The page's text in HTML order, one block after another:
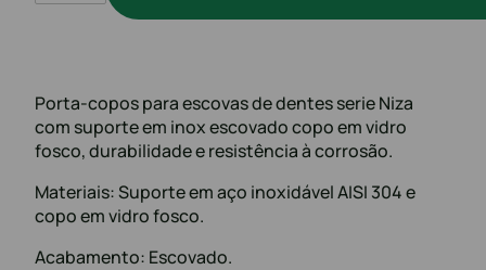
Porta-copos para escovas de dentes serie Niza
com suporte em inox escovado copo em vidro
fosco, durabilidade e resistência à corrosão.
Materiais: Suporte em aço inoxidável AISI 304 e
copo em vidro fosco.
Acabamento: Escovado.